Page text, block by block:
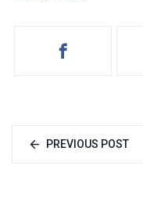
PREVIOUS POST